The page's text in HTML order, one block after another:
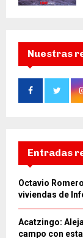
Nuestras
Entradas
Octavio
viviendas de
Acatzingo:
campo con